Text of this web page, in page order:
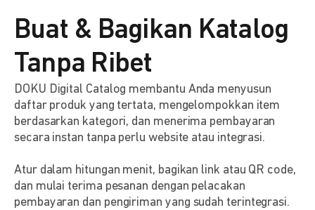
Buat & Bagikan Katalog
Tanpa Ribet
DOKU Digital Catalog membantu Anda menyusun
daftar produk yang tertata, mengelompokkan item
berdasarkan kategori, dan menerima pembayaran
secara instan tanpa perlu website atau integrasi.
Atur dalam hitungan menit, bagikan link atau QR code,
dan mulai terima pesanan dengan pelacakan
pembayaran dan pengiriman yang sudah terintegrasi.